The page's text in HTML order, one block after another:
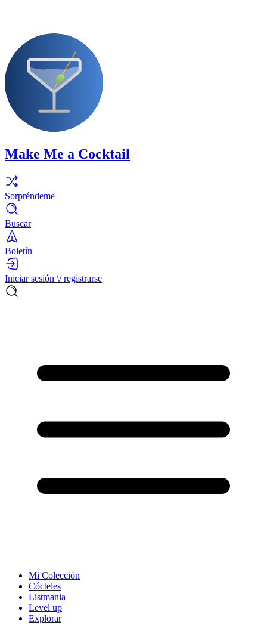
Make Me a Cocktail
Sorpréndeme
Buscar
Boletín
Iniciar sesión \/ registrarse
Mi Colección
Cócteles
Listmania
Level up
Explorar